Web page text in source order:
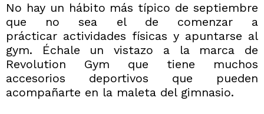
No hay un hábito más típico de septiembre
que no sea el de comenzar a
prácticar actividades físicas y apuntarse al
gym. Échale un vistazo a la marca de
Revolution Gym que tiene muchos
accesorios deportivos que pueden
acompañarte en la maleta del gimnasio.